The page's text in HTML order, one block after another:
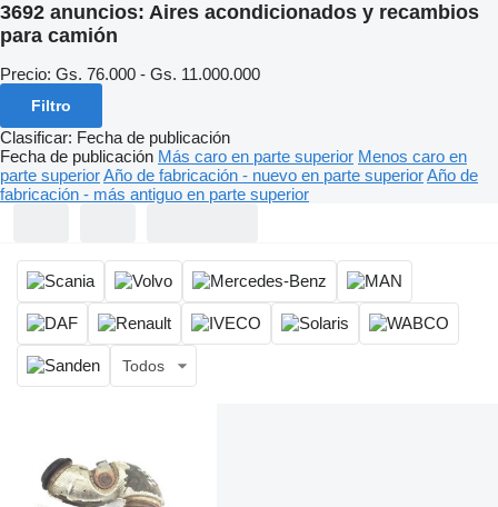
3692 anuncios: Aires acondicionados y recambios
para camión
Precio: Gs. 76.000 - Gs. 11.000.000
Filtro
Clasificar: Fecha de publicación
Fecha de publicación Más caro en parte superior Menos caro en
parte superiorAño de fabricación - nuevo en parte superiorAño de
fabricación - más antiguo en parte superior
Todos